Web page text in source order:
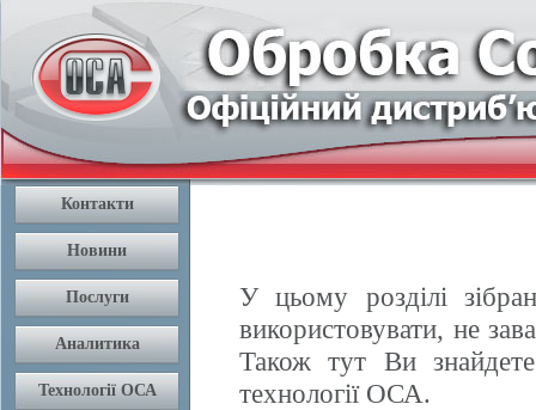
У цьому розділі
використовувати, не
Також тут Ви
технології ОСА.